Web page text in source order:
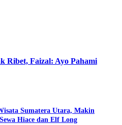
Ribet, Faizal: Ayo Pahami
Sumatera Utara, Makin
Hiace dan Elf Long